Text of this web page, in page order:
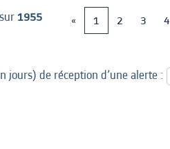
sur1955 « 1 2 3 4
jours) de réception d’une alerte :